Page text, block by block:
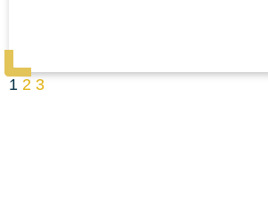
1 2 3